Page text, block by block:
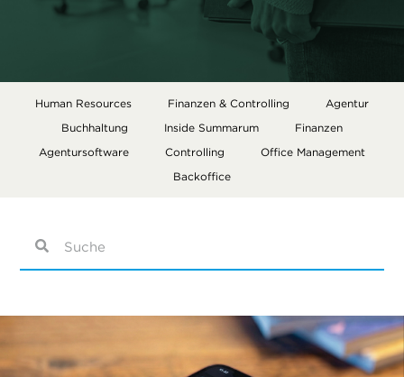
Human Resources Finanzen & Controlling
Agentur
Buchhaltung
Inside Summarum
Finanzen
Agentursoftware
Controlling
Office Management
Backoffice